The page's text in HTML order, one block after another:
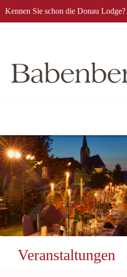
Kennen Sie schon die Donau Lodge?
Veranstaltungen